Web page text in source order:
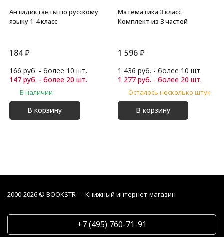
Антидиктанты по русскому
языку 1-4 класс
184₽
166 руб. - более 10 шт.
147 руб. - более 20 шт.
В наличии
В корзину
Математика 3 класс.
Комплект из 3 частей
1 596 ₽
1 436 руб. - более 10 шт.
1 277 руб. - более 20 шт.
Осталось несколько штук
В корзину
2000-2026 © BOOKSTR — Книжный интернет-магазин
+7 (495) 760-71-91